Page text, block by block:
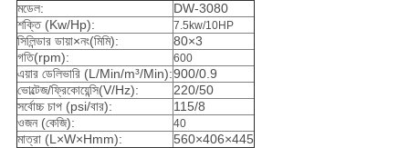
মডেল:
DW-3080
শক্তি (Kw/Hp):
7.5kw/10HP
সিলিন্ডার ডায়া×নং(মিমি):
80×3
গতি(rpm):
600
এয়ার ডেলিভারি (L/Min/m³/Min):900/0.9
ভোল্টেজ/ফ্রিকোয়েন্সি(V/Hz):
220/50
সর্বোচ্চ চাপ (psi/বার):
115/8
ওজন (কেজি):
40
মাত্রা (L×W×Hmm): 560×406×445